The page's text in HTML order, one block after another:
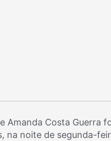
Amanda Costa Guerra
na noite de segunda-